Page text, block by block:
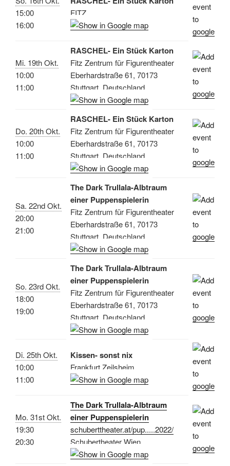
15:00
16:00
FITZ
Mi. 19th Okt.
10:00
11:00
RASCHEL- Ein Stück Karton
Fitz Zentrum für Figurentheater
Eberhardstraße 61, 70173
Stuttgart, Deutschland
Do. 20th Okt.
10:00
11:00
RASCHEL- Ein Stück Karton
Fitz Zentrum für Figurentheater
Eberhardstraße 61, 70173
Stuttgart, Deutschland
Sa. 22nd Okt.
20:00
21:00
The Dark Trullala-Albtraum
einer Puppenspielerin
Fitz Zentrum für Figurentheater
Eberhardstraße 61, 70173
Stuttgart, Deutschland
So. 23rd Okt.
18:00
19:00
The Dark Trullala-Albtraum
einer Puppenspielerin
Fitz Zentrum für Figurentheater
Eberhardstraße 61, 70173
Stuttgart, Deutschland
Di. 25th Okt.
10:00
11:00
Kissen- sonst nix
Frankfurt Zeilsheim
Mo. 31st Okt.
19:30
20:30
The Dark Trullala-Albtraum
einer Puppenspielerin
schuberttheater.at/pup.....2022/
Schubertheater Wien